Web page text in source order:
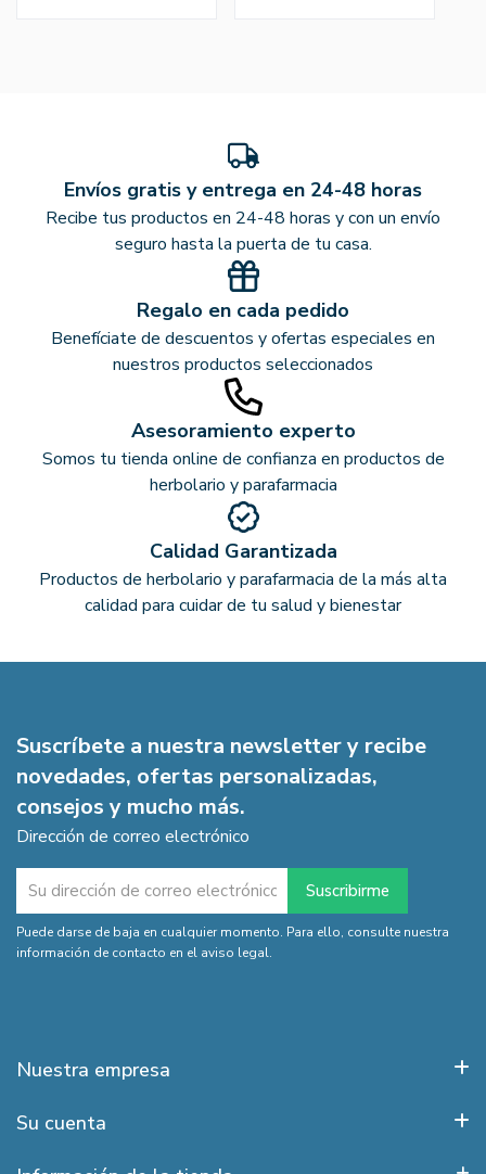
Envíos gratis y entrega en 24-48 horas
Recibe tus productos en 24-48 horas y con un envío
seguro hasta la puerta de tu casa.
Regalo en cada pedido
Benefíciate de descuentos y ofertas especiales en
nuestros productos seleccionados
Asesoramiento experto
Somos tu tienda online de confianza en productos de
herbolario y parafarmacia
Calidad Garantizada
Productos de herbolario y parafarmacia de la más alta
calidad para cuidar de tu salud y bienestar
Suscríbete a nuestra newsletter y recibe
novedades, ofertas personalizadas,
consejos y mucho más.
Dirección de correo electrónico
Puede darse de baja en cualquier momento. Para ello, consulte nuestra
información de contacto en el aviso legal.
Nuestra empresa
Su cuenta